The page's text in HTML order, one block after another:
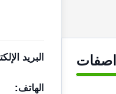
البريد
الهاتف: